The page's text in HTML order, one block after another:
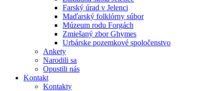
Farský úrad v Jelenci
Maďarský folklórny súbor
Múzeum rodu Forgách
Zmiešaný zbor Ghymes
Urbárske pozemkové spoločenstvo
Ankety
Narodili sa
Opustili nás
Kontakt
Kontakty